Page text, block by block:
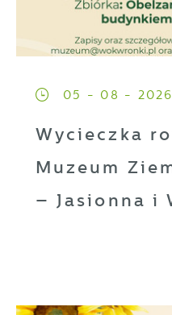
05 - 08 - 2026
Wycieczka
Muzeum
– Jasionna i